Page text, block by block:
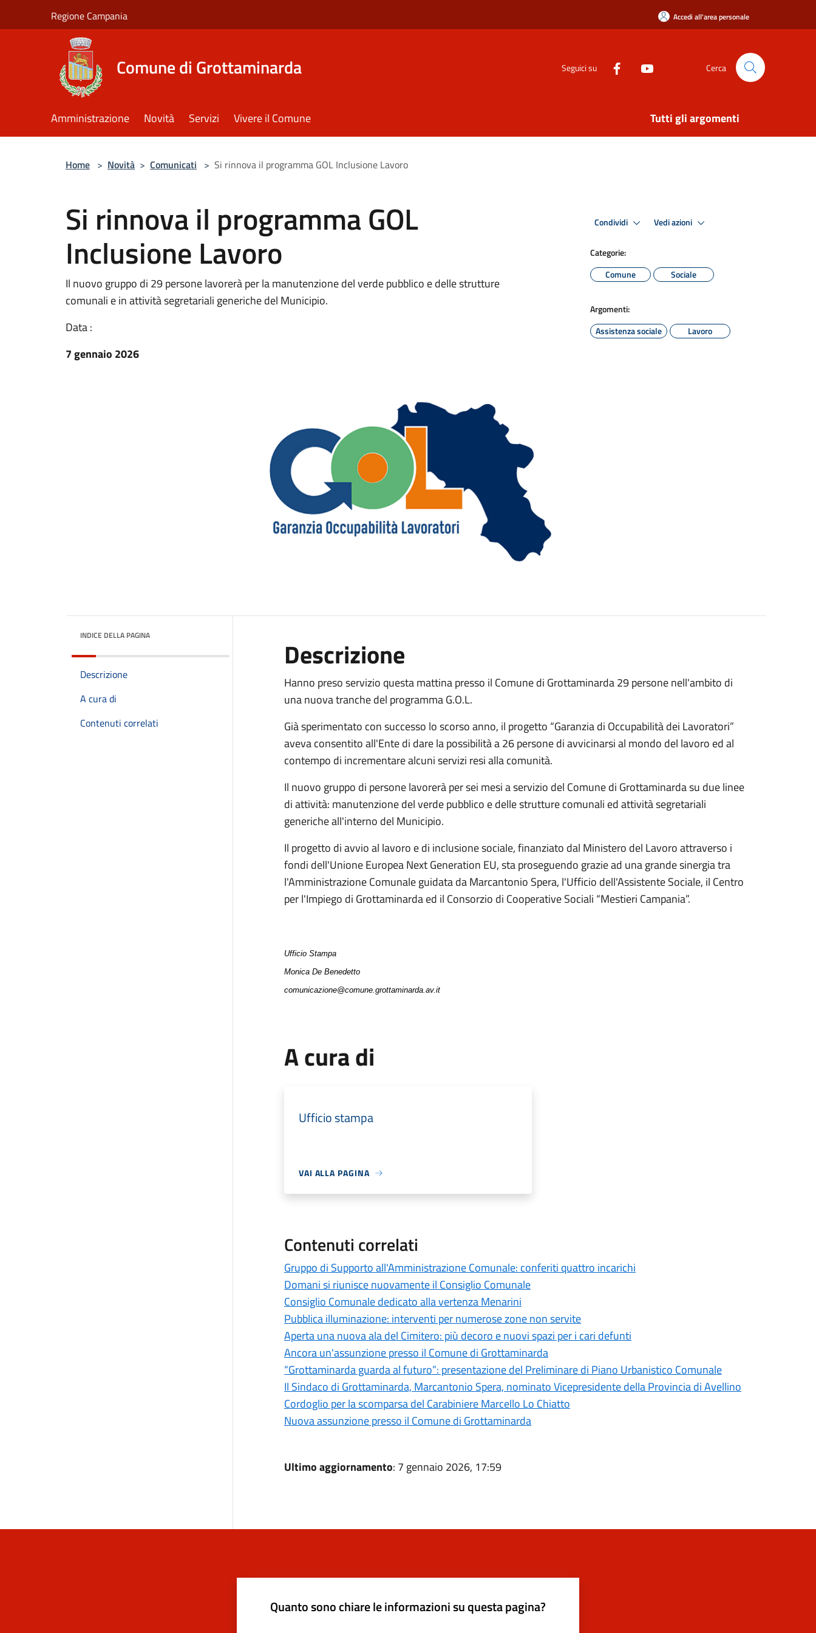
Regione Campania Accedi all'area personale
Comune di Grottaminarda Seguici su Cerca
Amministrazione Novità Servizi Vivere il Comune Tutti gli argomenti
Home > Novità > Comunicati > Si rinnova il programma GOL Inclusione Lavoro
Si rinnova il programma GOL
Inclusione Lavoro
Il nuovo gruppo di 29 persone lavorerà per la manutenzione del verde pubblico e delle strutture
comunali e in attività segretariali generiche del Municipio.
Data :
7 gennaio 2026
Condividi Vedi azioni
Categorie:
Comune
Sociale
Argomenti:
Assistenza sociale
Lavoro
INDICE DELLA PAGINA
Descrizione
A cura di
Contenuti correlati
Descrizione
Hanno preso servizio questa mattina presso il Comune di Grottaminarda 29 persone nell'ambito di
una nuova tranche del programma G.O.L.
Già sperimentato con successo lo scorso anno, il progetto “Garanzia di Occupabilità dei Lavoratori”
aveva consentito all'Ente di dare lapossibilità a 26 persone di avvicinarsi al mondo del lavoro ed al
contempo di incrementare alcuni servizi resi alla comunità.
Il nuovo gruppo di persone lavorerà per sei mesi a servizio del Comune di Grottaminarda su due linee
di attività: manutenzione del verde pubblico e delle strutture comunali ed attività segretariali
generiche all'interno del Municipio.
Il progetto di avvio al lavoro e di inclusione sociale, finanziato dal Ministero del Lavoro attraverso i
fondi dell'Unione Europea Next Generation EU, sta proseguendo grazie ad unagrande sinergia tra
l'Amministrazione Comunale guidata da Marcantonio Spera, l'Ufficio dell'Assistente Sociale, il Centro
per l'Impiego di Grottaminarda ed il Consorzio di Cooperative Sociali “Mestieri Campania”.
Ufficio Stampa
Monica De Benedetto
comunicazione@comune.grottaminarda.av.it
A cura di
Ufficio stampa
VAI ALLA PAGINA
Contenuti correlati
Gruppo di Supporto all'Amministrazione Comunale: conferiti quattro incarichi
Domani si riunisce nuovamente il Consiglio Comunale
Consiglio Comunale dedicato alla vertenza Menarini
Pubblica illuminazione: interventi per numerose zone non servite
Aperta una nuova ala del Cimitero: più decoro e nuovi spazi per i cari defunti
Ancora un'assunzione presso il Comune di Grottaminarda
“Grottaminarda guarda al futuro”: presentazione del Preliminare di Piano Urbanistico Comunale
Il Sindaco di Grottaminarda, Marcantonio Spera, nominato Vicepresidente della Provincia di Avellino
Cordoglio per la scomparsa del Carabiniere Marcello Lo Chiatto
Nuova assunzione presso il Comune di Grottaminarda
Ultimo aggiornamento: 7 gennaio 2026, 17:59
Quanto sono chiare le informazioni su questa pagina?